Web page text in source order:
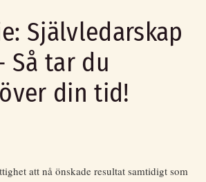
Självledarskap
Så tar du
din tid!
att nå önskade resultat samtidigt som